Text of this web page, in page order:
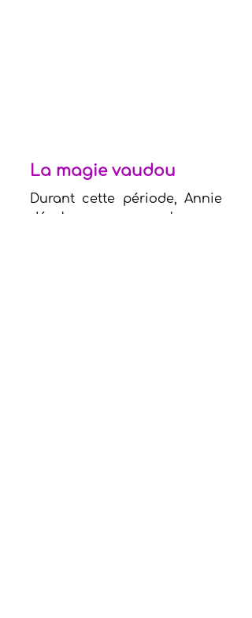
La magie vaudou
Durant cette période, Annie
développa encore plus son